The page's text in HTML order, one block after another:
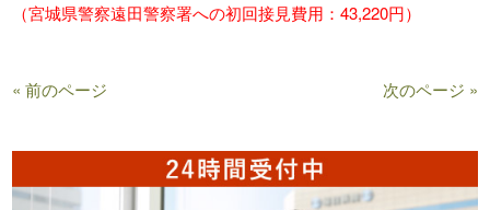
（宮城県警察遠田警察署への初回接見費用：43,220円）
« 前のページ 次のページ »